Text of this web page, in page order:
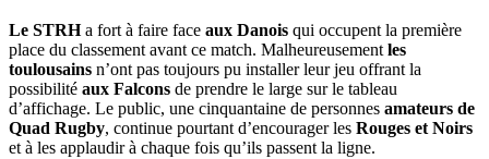
Le STRHa fort à faire face aux Danois qui occupent la première
place du classement avant ce match. Malheureusement les
toulousains n’ont pas toujours pu installer leur jeu offrant la
possibilité aux Falcons de prendre le large sur le tableau
d’affichage. Le public, une cinquantaine de personnes amateurs de
Quad Rugby, continue pourtant d’encourager les Rouges et Noirs
et à les applaudir à chaque fois qu’ils passent la ligne.